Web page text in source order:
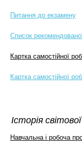
Питання до екзамену
Список
Картка самостійної
Картка самостійної
Історія
Навчальна і робоча